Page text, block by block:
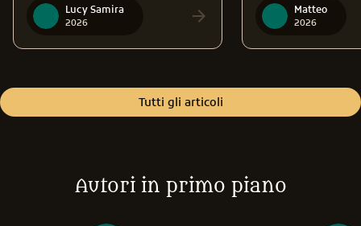
Lucy Samira
2026
Matteo
2026
Tutti gli articoli
Autori in primo piano